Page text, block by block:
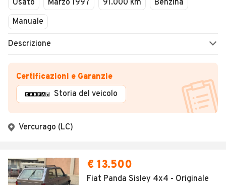
Usato Marzo 1997 91.000 km
Benzina
Manuale
Descrizione
Certificazioni e Garanzie
Storia del veicolo
Vercurago (LC)
€ 13.500
Fiat Panda Sisley 4x4 - Originale